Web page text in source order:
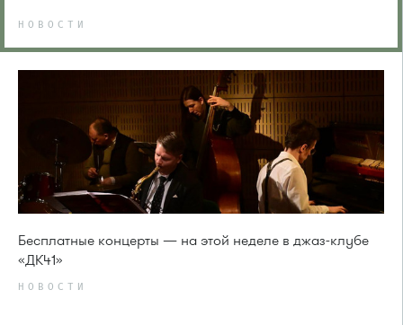
НОВОСТИ
Бесплатные концерты — на этой неделе в джаз-клубе
«ДК41»
НОВОСТИ